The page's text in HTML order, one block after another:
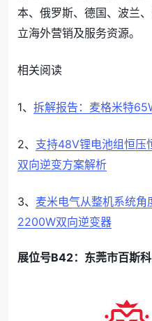
本、俄罗斯、德国、波兰
立海外营销及服务资源。
相关阅读
1、 拆解报告：麦格米特
2、 支持48V锂电池组恒
双向逆变方案解析
3、 麦米电气从整机系统角
2200W双向逆变器
展位号B42：东莞市百斯